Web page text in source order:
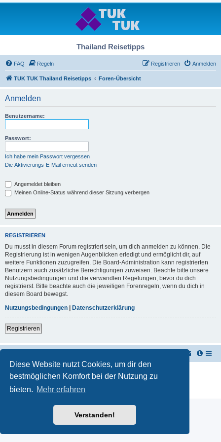
Diese Website nutzt Cookies, um dir den
bestmöglichen Komfort bei der Nutzung zu
bieten. Mehr erfahren
Verstanden!
Thailand Reisetipps
FAQ Regeln Anmelden
Registrieren
TUK TUK Thailand Reisetipps Foren-Übersicht
Anmelden
Benutzername:
Passwort:
Ich habe mein Passwort vergessen
Die Aktivierungs-E-Mail erneut senden
Angemeldet bleiben
Meinen Online-Status während dieser Sitzung verbergen
REGISTRIEREN
Du musst in diesem Forum registriert sein, um dich anmelden zu können. Die
Registrierung ist in wenigen Augenblicken erledigt und ermöglicht dir, auf
weitere Funktionen zuzugreifen. Die Board-Administration kann registrierten
Benutzern auch zusätzliche Berechtigungen zuweisen. Beachte bitte unsere
Nutzungsbedingungen und die verwandten Regelungen, bevor du dich
registrierst. Bitte beachte auch die jeweiligen Forenregeln, wenn du dich in
diesem Board bewegst.
Nutzungsbedingungen
Datenschutzerklärung
Registrieren
Deutsche Übersetzung durchphpBB.de
Datenschutz